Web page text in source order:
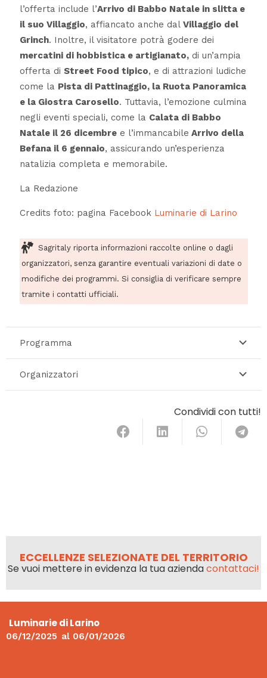
l’offerta include l’Arrivo di Babbo Natale in slitta e
il suo Villaggio, affiancato anche dalVillaggio del
Grinch. Inoltre, il visitatore potrà godere dei
mercatini di hobbistica e artigianato,di un’ampia
offerta di Street Food tipico, e di attrazioni ludiche
come la Pista di Pattinaggio, la Ruota Panoramica
e la Giostra Carosello. Tuttavia, l’emozione culmina
negli eventi speciali, come la Calata di Babbo
Natale il 26 dicembree l’immancabile Arrivo della
Befana il 6 gennaio, assicurando un’esperienza
natalizia completa e memorabile.
La Redazione
Credits foto: pagina FacebookLuminarie di Larino
Sagritaly riporta informazioni raccolte online o dagli
organizzatori, senza garantire eventuali variazioni di date o
modifiche dei programmi. Si consiglia di verificare sempre
tramite i contatti ufficiali.
Programma
Organizzatori
Condividi con tutti!
ECCELLENZE SELEZIONATE DEL TERRITORIO
Se vuoi mettere in evidenza la tua aziendacontattaci!
Luminarie di Larino
06/12/2025 al 06/01/2026